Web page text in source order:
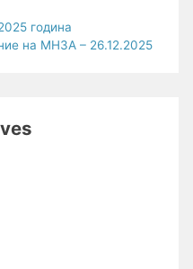
година
на МНЗА – 26.12.2025